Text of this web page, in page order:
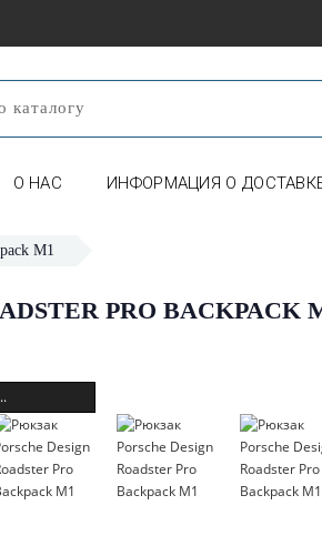
О НАС ИНФОРМАЦИЯ О
M1
PRO BACKPACK